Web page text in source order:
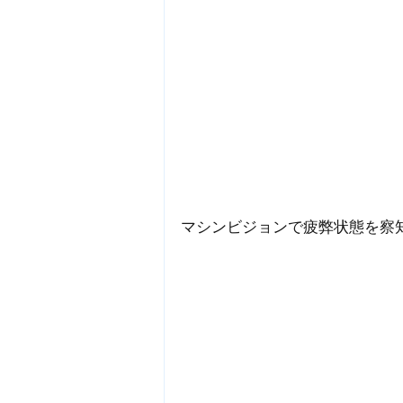
マシンビジョンで疲弊状態を察